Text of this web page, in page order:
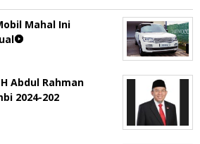
Mahal Ini
Abdul Rahman
2024-202